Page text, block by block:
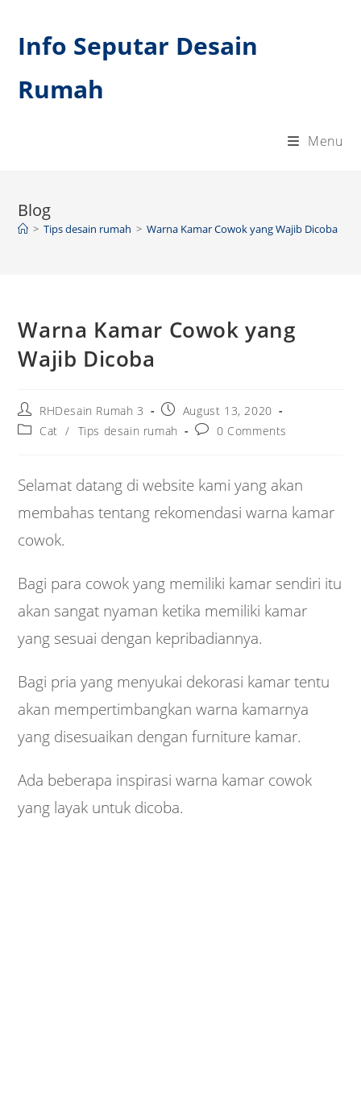
contentInfo Seputar Desain
Rumah
Menu
Blog
> Tips desain rumah > Warna Kamar Cowok yang Wajib Dicoba
Warna Kamar Cowok yang
Wajib Dicoba
Post
author:
RHDesain Rumah 3
Post
published:
August 13, 2020
PostCat / Tips desain rumah
Post0 Comments
Selamat datang di website kami yang akan
membahas tentang rekomendasi warna kamar
cowok.
Bagi para cowok yang memiliki kamar sendiri itu
akan sangat nyaman ketika memiliki kamar
yang sesuai dengan kepribadiannya.
Bagi pria yang menyukai dekorasi kamar tentu
akan mempertimbangkan warna kamarnya
yang disesuaikan dengan furniture kamar.
Ada beberapa inspirasi warna kamar cowok
yang layak untuk dicoba.